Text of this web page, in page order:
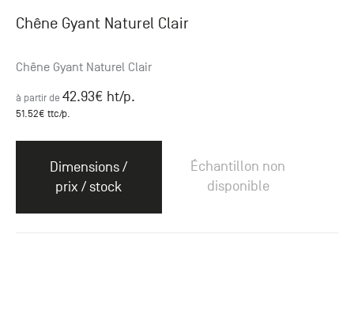
Chêne Gyant Naturel Clair
Chêne Gyant Naturel Clair
à partir de 42.93€ ht/p.
51.52€ ttc/p.
Dimensions /
prix / stock
Échantillon non
disponible